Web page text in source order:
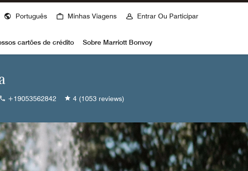
Português Minhas Viagens Entrar Ou Participar
cartões de crédito Sobre Marriott Bonvoy
+19053562842 4 (1053 reviews)